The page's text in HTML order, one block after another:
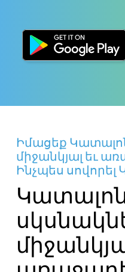
Իմացեք
միջանկյալ եւ
Ինչպես սովորել